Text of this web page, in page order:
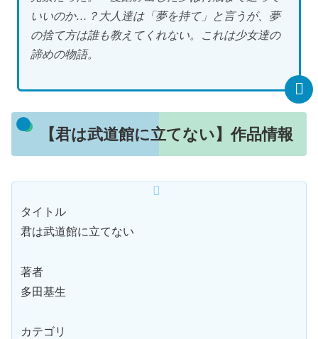
いいのか…？大人達は「夢を持て」と言うが、夢
の捨て方は誰も教えてくれない。これは少女達の
諦めの物語。
【君は武道館に立てない】作品情報
タイトル
君は武道館に立てない
著者
多田基生
カテゴリ